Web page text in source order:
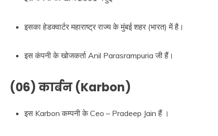
इसका हेडक्वार्टर महाराष्ट्र राज्य के मुंबई शहर (भारत) में है।
इस कंपनी के खोजकर्ता Anil Parasrampuria जी हैं।
(06) कार्बन (Karbon)
इस Karbon कम्पनी के Ceo – Pradeep Jain हैं ।